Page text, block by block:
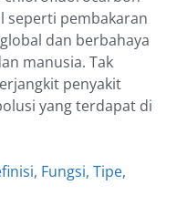
seperti pembakaran
dan berbahaya
manusia. Tak
penyakit
yang terdapat di
Fungsi, Tipe,